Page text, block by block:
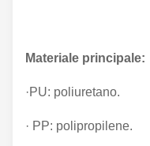
Materiale principale:
·PU: poliuretano.
· PP: polipropilene.